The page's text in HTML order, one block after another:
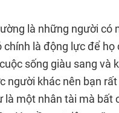
là những người có
chính là động lực để họ
sống giàu sang và
người khác nên bạn
là một nhân tài mà bất